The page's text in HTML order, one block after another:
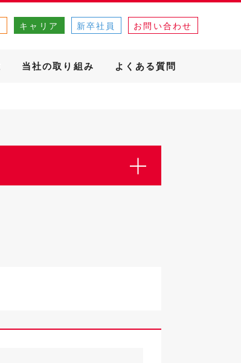
キャリア 新卒社員 お問い合わせ
当社の取り組み よくある質問